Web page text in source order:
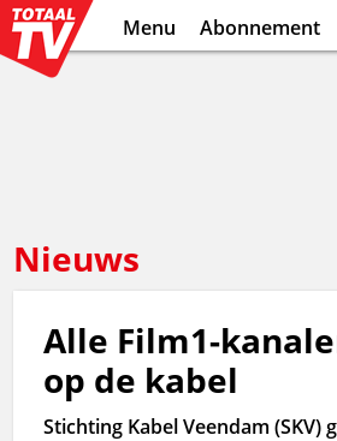
Menu Abonnement
Nieuws
Alle Film1-
op de kabel
Stichting Kabel Veendam (SKV)